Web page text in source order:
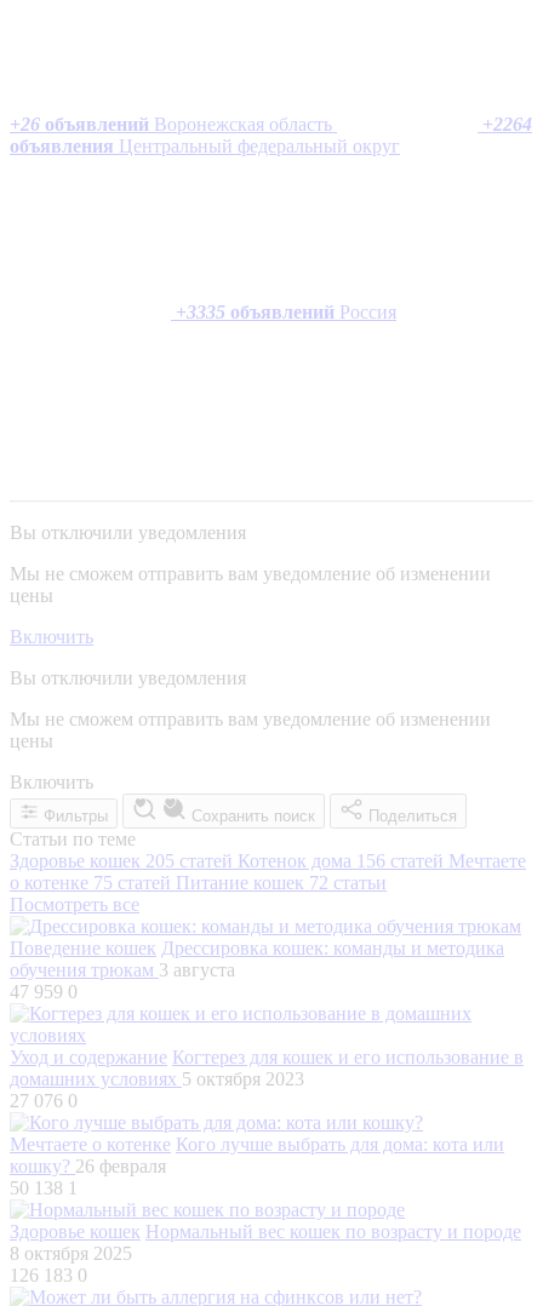
+26 объявлений Воронежская область +2264
объявления Центральный федеральный округ
+3335 объявлений Россия
Вы отключили уведомления
Мы не сможем отправить вам уведомление об изменении
цены
Включить
Вы отключили уведомления
Мы не сможем отправить вам уведомление об изменении
цены
Включить
Фильтры Сохранить поиск Поделиться
Статьи по теме
Здоровье кошек 205 статей Котенок дома 156 статей Мечтаете
о котенке 75 статей Питание кошек 72 статьи
Посмотреть все
Поведение кошек Дрессировка кошек: команды и методика
обучения трюкам 3 августа
47 959 0
Уход и содержание Когтерез для кошек и его использование в
домашних условиях 5 октября 2023
27 076 0
Мечтаете о котенке Кого лучше выбрать для дома: кота или
кошку? 26 февраля
50 138 1
Здоровье кошек Нормальный вес кошек по возрасту и породе
8 октября 2025
126 183 0